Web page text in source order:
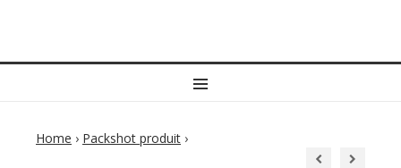
MENU
Home › Packshot produit ›